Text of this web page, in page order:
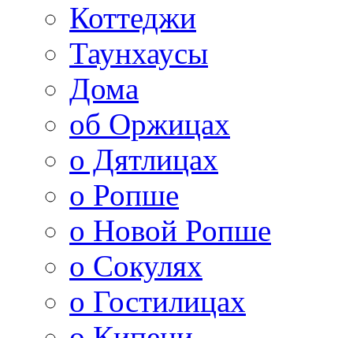
Коттеджи
Таунхаусы
Дома
об Оржицах
о Дятлицах
о Ропше
о Новой Ропше
о Сокулях
о Гостилицах